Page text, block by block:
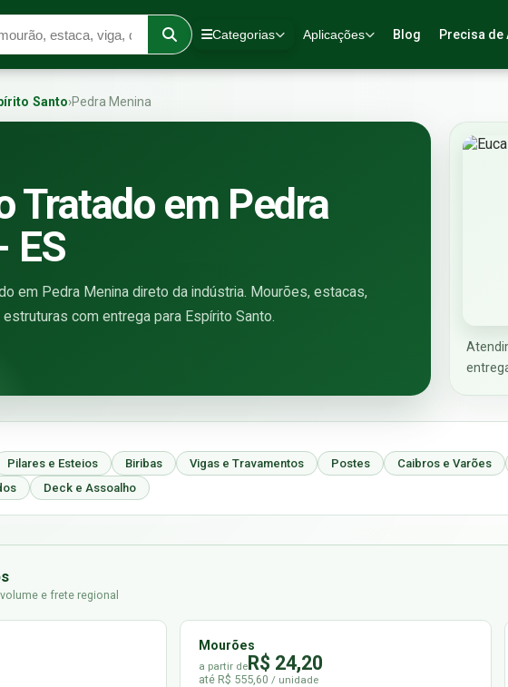
Categorias Aplicações Blog Precisa de
Santo›Pedra Menina
Tratado em Pedra
ES
em Pedra Menina direto da indústria. Mourões, estacas,
com entrega para Espírito Santo.
Pilares e Esteios Biribas Vigas e Travamentos Postes Caibros e Varões
Deck e Assoalho
e frete regional
Mourões
a partir deR$ 24,20
até R$ 555,60 / unidade